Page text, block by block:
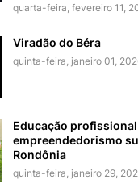
quarta-feira, fevereiro 11,
Viradão do Béra
quinta-feira, janeiro 01,
Educação
empreendedorismo
Rondônia
quinta-feira, janeiro 29,